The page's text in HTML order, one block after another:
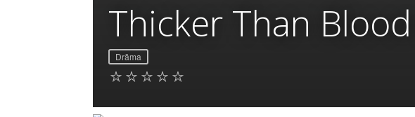
Thicker Than Blood
Drāma